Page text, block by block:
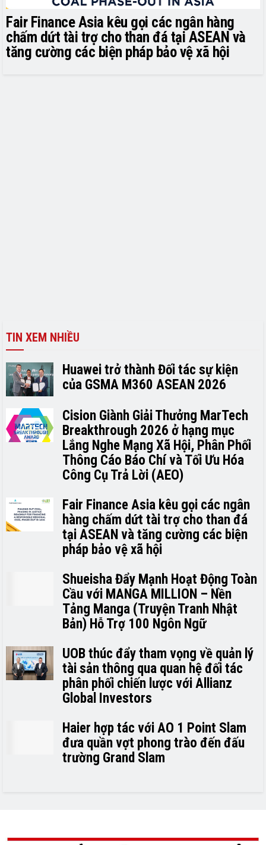
Fair Finance Asia kêu gọi các ngân hàng
chấm dứt tài trợ cho than đá tại ASEAN và
tăng cường các biện pháp bảo vệ xã hội
TIN XEM NHIỀU
Huawei trở thành Đối tác sự kiện
của GSMA M360 ASEAN 2026
Cision Giành Giải Thưởng MarTech
Breakthrough 2026 ở hạng mục
Lắng Nghe Mạng Xã Hội, Phân Phối
Thông Cáo Báo Chí và Tối Ưu Hóa
Công Cụ Trả Lời (AEO)
Fair Finance Asia kêu gọi các ngân
hàng chấm dứt tài trợ cho than đá
tại ASEAN và tăng cường các biện
pháp bảo vệ xã hội
Shueisha Đẩy Mạnh Hoạt Động Toàn
Cầu với MANGA MILLION – Nền
Tảng Manga (Truyện Tranh Nhật
Bản) Hỗ Trợ 100 Ngôn Ngữ
UOB thúc đẩy tham vọng về quản lý
tài sản thông qua quan hệ đối tác
phân phối chiến lược với Allianz
Global Investors
Haier hợp tác với AO 1 Point Slam
đưa quần vợt phong trào đến đấu
trường Grand Slam